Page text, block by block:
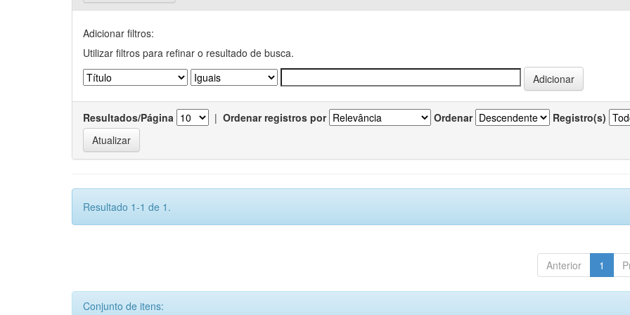
Adicionar filtros:
Utilizar filtros para refinar o resultado de busca.
Resultados/Página | Ordenar registros por Ordenar Registro(s)
Resultado 1-1 de 1.
Anterior 1
Conjunto de itens: